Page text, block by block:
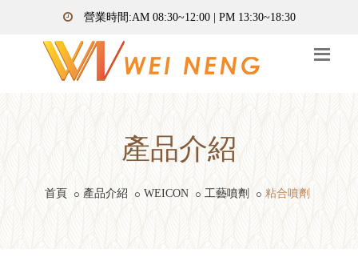
營業時間:AM 08:30~12:00 | PM 13:30~18:30
產品介紹
首頁 產品介紹 WEICON 工藝噴劑 粘合噴劑